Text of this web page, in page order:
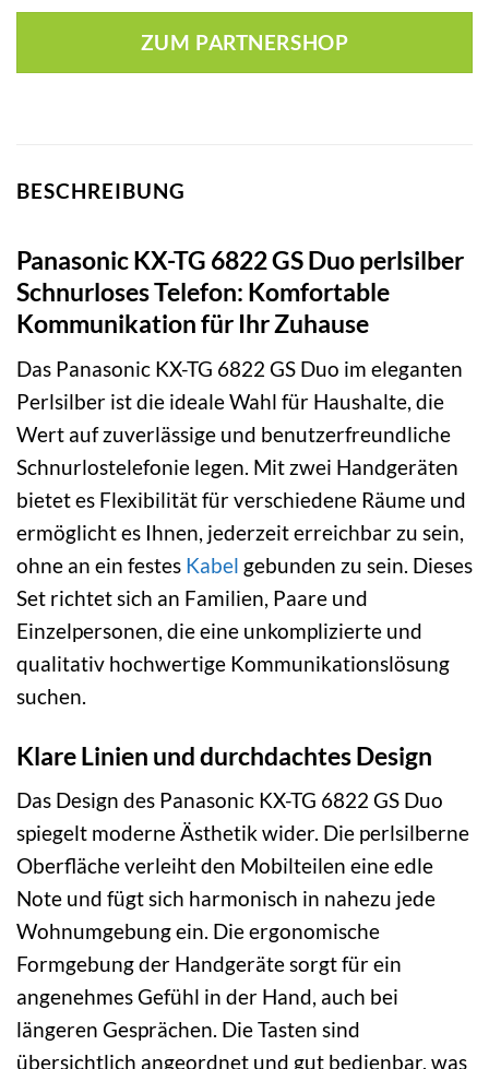
ZUM PARTNERSHOP
BESCHREIBUNG
Panasonic KX-TG 6822 GS Duo perlsilber
Schnurloses Telefon: Komfortable
Kommunikation für Ihr Zuhause
Das Panasonic KX-TG 6822 GS Duo im eleganten
Perlsilber ist die ideale Wahl für Haushalte, die
Wert auf zuverlässige und benutzerfreundliche
Schnurlostelefonie legen. Mit zwei Handgeräten
bietet es Flexibilität für verschiedene Räume und
ermöglicht es Ihnen, jederzeit erreichbar zu sein,
ohne an ein festes Kabel gebunden zu sein. Dieses
Set richtet sich an Familien, Paare und
Einzelpersonen, die eine unkomplizierte und
qualitativ hochwertige Kommunikationslösung
suchen.
Klare Linien und durchdachtes Design
Das Design des Panasonic KX-TG 6822 GS Duo
spiegelt moderne Ästhetik wider. Die perlsilberne
Oberfläche verleiht den Mobilteilen eine edle
Note und fügt sich harmonisch in nahezu jede
Wohnumgebung ein. Die ergonomische
Formgebung der Handgeräte sorgt für ein
angenehmes Gefühl in der Hand, auch bei
längeren Gesprächen. Die Tasten sind
übersichtlich angeordnet und gut bedienbar, was